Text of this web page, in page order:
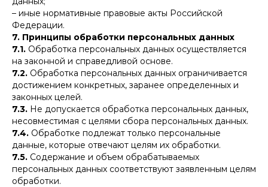
– иные нормативные правовые акты Российской
Федерации.
7. Принципы обработки персональных данных
7.1. Обработка персональных данных осуществляется
на законной и справедливой основе.
7.2. Обработка персональных данных ограничивается
достижением конкретных, заранее определенных и
законных целей.
7.3. Не допускается обработка персональных данных,
несовместимая с целями сбора персональных данных.
7.4. Обработке подлежат только персональные
данные, которые отвечают целям их обработки.
7.5. Содержание и объем обрабатываемых
персональных данных соответствуют заявленным целям
обработки.